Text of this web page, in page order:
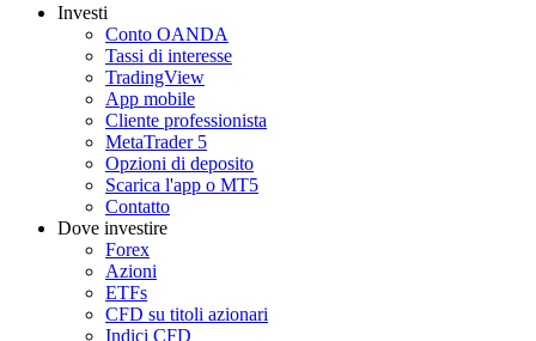
Investi
Conto OANDA
Tassi di interesse
TradingView
App mobile
Cliente professionista
MetaTrader 5
Opzioni di deposito
Scarica l'app o MT5
Contatto
Dove investire
Forex
Azioni
ETFs
CFD su titoli azionari
Indici CFD